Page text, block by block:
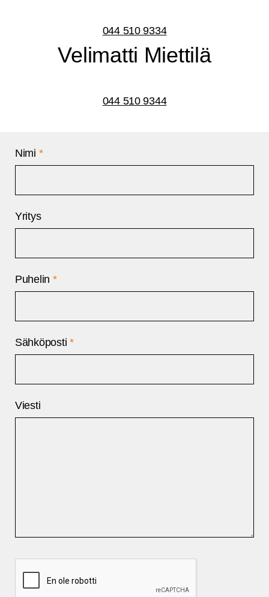
044 510 9334
Veli­mat­ti Miettilä
044 510 9344
Nimi *
Yritys
Puhelin *
Sähköposti*
Viesti